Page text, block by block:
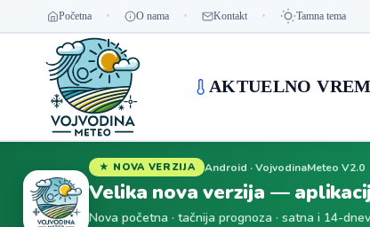
Početna O nama Kontakt Tamna tema
AKTUELNO
★ NOVA VERZIJA Android · VojvodinaMeteo V2.0
Velika nova verzija —
Nova početna · tačnija prognoza · satna i 14-